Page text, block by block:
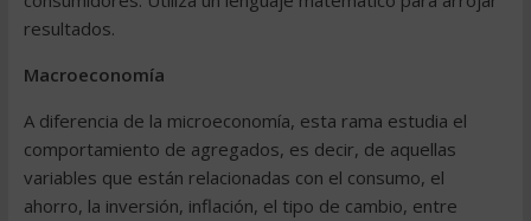
resultados.
Macroeconomía
A diferencia de la microeconomía, esta rama estudia el
comportamiento de agregados, es decir, de aquellas
variables que están relacionadas con el consumo, el
ahorro, la inversión, inflación, el tipo de cambio, entre